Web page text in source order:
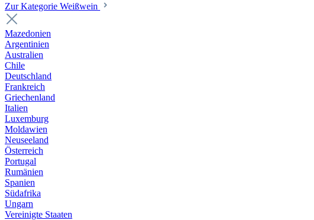
Zur Kategorie Weißwein
Mazedonien
Argentinien
Australien
Chile
Deutschland
Frankreich
Griechenland
Italien
Luxemburg
Moldawien
Neuseeland
Österreich
Portugal
Rumänien
Spanien
Südafrika
Ungarn
Vereinigte Staaten